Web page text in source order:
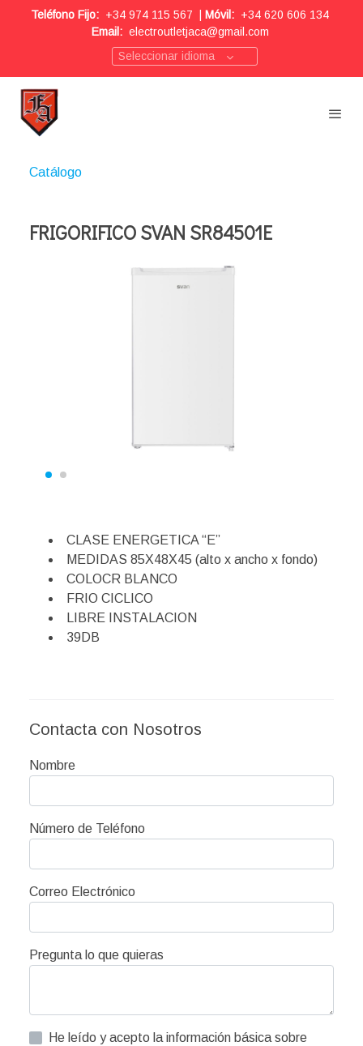
Teléfono Fijo: +34 974 115 567 Móvil: +34 620 606 134
Email: electroutletjaca@gmail.com
Seleccionar idioma
Catálogo
FRIGORIFICO SVAN SR84501E
CLASE ENERGETICA “E”
MEDIDAS 85X48X45 (alto x ancho x fondo)
COLOCR BLANCO
FRIO CICLICO
LIBRE INSTALACION
39DB
Contacta con Nosotros
Nombre
Número de Teléfono
Correo Electrónico
Pregunta lo que quieras
He leído y acepto la información básica sobre